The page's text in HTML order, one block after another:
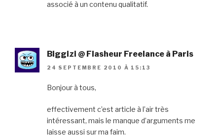
associé à un contenu qualitatif.
Biggizi @ Flasheur Freelance à Paris
24 SEPTEMBRE 2010 À 15:13
Bonjour à tous,
effectivement c’est article à l’air très
intéressant, mais le manque d’arguments me
laisse aussi sur ma faim.